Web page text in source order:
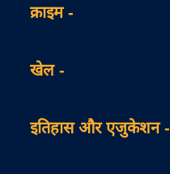
क्राइम-
खेल-
इतिहास और एजुकेशन-